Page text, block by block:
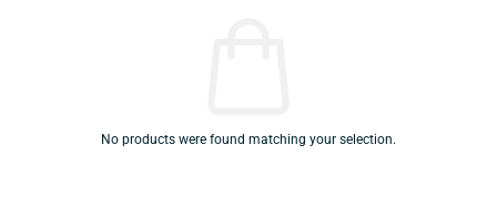
No products were found matching your selection.